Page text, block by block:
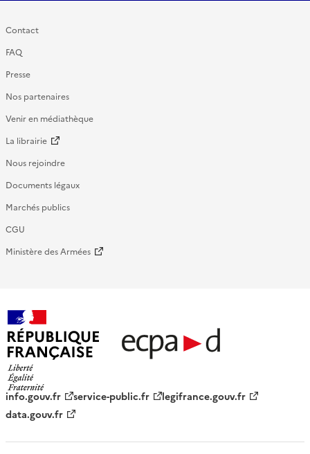
Contact
FAQ
Presse
Nos partenaires
Venir en médiathèque
La librairie
Nous rejoindre
Documents légaux
Marchés publics
CGU
Ministère des Armées
française - ECPAD
info.gouv.fr service-public.fr
legifrance.gouv.fr
data.gouv.fr